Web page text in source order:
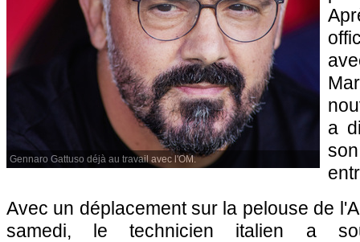
Gennaro Gattuso déjà au travail avec l'OM.
a
Avec un déplacement sur la pelouse de
samedi, le technicien italien a